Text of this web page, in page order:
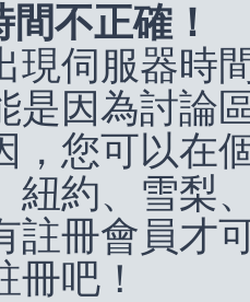
不正確！
現伺服器時
是因為討論
，您可以在
紐約、雪梨
註冊會員才
冊吧！